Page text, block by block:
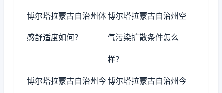
博尔塔拉蒙古自治州体
感舒适度如何？
博尔塔拉蒙古自治州空
气污染扩散条件怎么
样？
博尔塔拉蒙古自治州今博尔塔拉蒙古自治州今